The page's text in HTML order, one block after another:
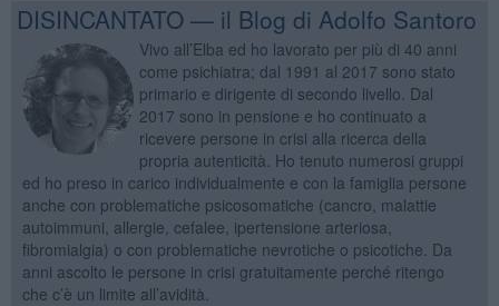
DISINCANTATO — il Blog di Adolfo Santoro
Vivo all’Elba ed ho lavorato per più di 40 anni
come psichiatra; dal 1991 al 2017 sono stato
primario e dirigente di secondo livello. Dal
2017 sono in pensione e ho continuato a
ricevere persone in crisi alla ricerca della
propria autenticità. Ho tenuto numerosi gruppi
ed ho preso in carico individualmente e con la famiglia persone
anche con problematiche psicosomatiche (cancro, malattie
autoimmuni, allergie, cefalee, ipertensione arteriosa,
fibromialgia) o con problematiche nevrotiche o psicotiche. Da
anni ascolto le persone in crisi gratuitamente perché ritengo
che c’è un limite all’avidità.